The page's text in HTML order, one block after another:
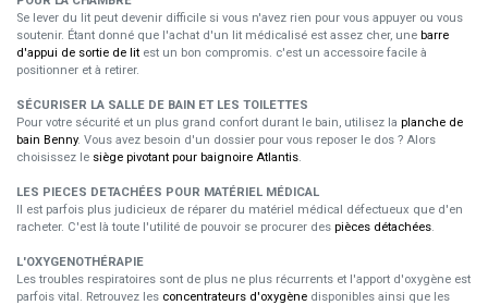
Se lever du lit peut devenir difficile si vous n'avez rien pour vous appuyer ou vous
soutenir. Étant donné que l'achat d'un lit médicalisé est assez cher, une barre
d'appui de sortie de lit est un bon compromis. c'est un accessoire facile à
positionner et à retirer.
SÉCURISER LA SALLE DE BAIN ET LES TOILETTES
Pour votre sécurité et un plus grand confort durant le bain, utilisez la planche de
bain Benny. Vous avez besoin d'un dossier pour vous reposer le dos ? Alors
choisissez le siège pivotant pour baignoire Atlantis.
LES PIECES DETACHÉES POUR MATÉRIEL MÉDICAL
Il est parfois plus judicieux de réparer du matériel médical défectueux que d'en
racheter. C'est là toute l'utilité de pouvoir se procurer des pièces détachées.
L'OXYGENOTHÉRAPIE
Les troubles respiratoires sont de plus ne plus récurrents et l'apport d'oxygène est
parfois vital. Retrouvez les concentrateurs d'oxygène disponibles ainsi que les